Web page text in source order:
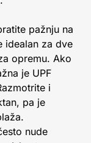
pažnju na
idealan za dve
opremu. Ako
je UPF
i
pa je
nude